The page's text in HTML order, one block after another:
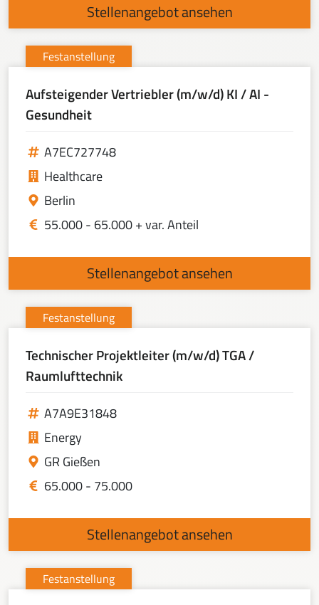
Stellenangebot ansehen
Festanstellung
Aufsteigender Vertriebler (m/w/d) KI / AI -
Gesundheit
A7EC727748
Healthcare
Berlin
55.000 - 65.000 + var. Anteil
Stellenangebot ansehen
Festanstellung
Technischer Projektleiter (m/w/d) TGA /
Raumlufttechnik
A7A9E31848
Energy
GR Gießen
65.000 - 75.000
Stellenangebot ansehen
Festanstellung